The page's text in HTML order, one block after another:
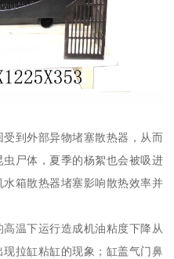
到外部异物堵塞散热器，从而
尸体，夏季的杨絮也会被吸进
箱散热器堵塞影响散热效率并
温下运行造成机油粘度下降从
拉缸粘缸的现象；缸盖气门鼻